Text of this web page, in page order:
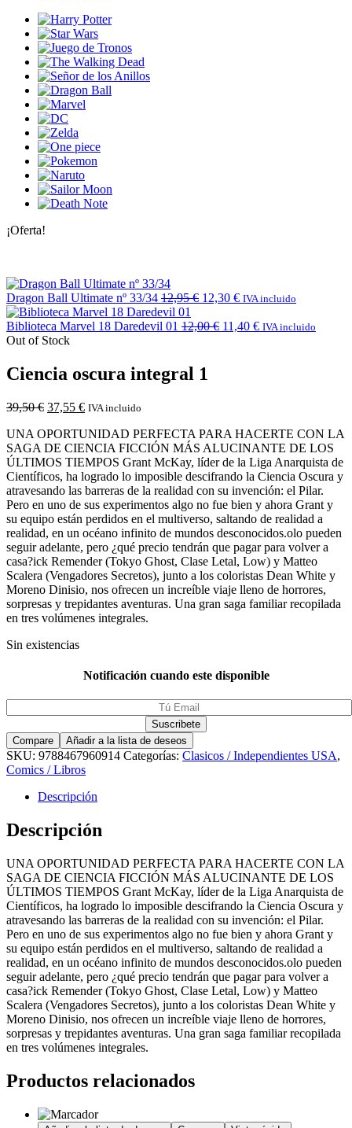
¡Oferta!
Dragon Ball Ultimate nº 33/34 12,95€ 12,30 € IVA incluido
Biblioteca Marvel 18 Daredevil 01 12,00€ 11,40 € IVA incluido
Out of Stock
Ciencia oscura integral 1
39,50€ 37,55 € IVA incluido
UNA OPORTUNIDAD PERFECTA PARA HACERTE CON LA
SAGA DE CIENCIA FICCIÓN MÁS ALUCINANTE DE LOS
ÚLTIMOS TIEMPOS Grant McKay, líder de la Liga Anarquista de
Científicos, ha logrado lo imposible descifrando la Ciencia Oscura y
atravesando las barreras de la realidad con su invención: el Pilar.
Pero en uno de sus experimentos algo no fue bien y ahora Grant y
su equipo están perdidos en el multiverso, saltando de realidad a
realidad, en un océano infinito de mundos desconocidos.olo pueden
seguir adelante, pero ¿qué precio tendrán que pagar para volver a
casa?ick Remender (Tokyo Ghost, Clase Letal, Low) y Matteo
Scalera (Vengadores Secretos), junto a los coloristas Dean White y
Moreno Dinisio, nos ofrecen un increíble viaje lleno de horrores,
sorpresas y trepidantes aventuras. Una gran saga familiar recopilada
en tres volúmenes integrales.
Sin existencias
Notificación cuando este disponible
Compare Añadir a la lista de deseos
SKU: 9788467960914 Categorías: Clasicos / Independientes USA,
Comics / Libros
Descripción
Descripción
UNA OPORTUNIDAD PERFECTA PARA HACERTE CON LA
SAGA DE CIENCIA FICCIÓN MÁS ALUCINANTE DE LOS
ÚLTIMOS TIEMPOS Grant McKay, líder de la Liga Anarquista de
Científicos, ha logrado lo imposible descifrando la Ciencia Oscura y
atravesando las barreras de la realidad con su invención: el Pilar.
Pero en uno de sus experimentos algo no fue bien y ahora Grant y
su equipo están perdidos en el multiverso, saltando de realidad a
realidad, en un océano infinito de mundos desconocidos.olo pueden
seguir adelante, pero ¿qué precio tendrán que pagar para volver a
casa?ick Remender (Tokyo Ghost, Clase Letal, Low) y Matteo
Scalera (Vengadores Secretos), junto a los coloristas Dean White y
Moreno Dinisio, nos ofrecen un increíble viaje lleno de horrores,
sorpresas y trepidantes aventuras. Una gran saga familiar recopilada
en tres volúmenes integrales.
Productos relacionados